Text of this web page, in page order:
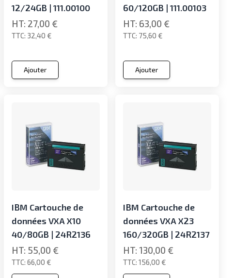
12/24GB | 111.00100
32,40 €
27,00 €
Ajouter
60/120GB | 111.00103
75,60 €
63,00 €
Ajouter
IBM Cartouche de
données VXA X10
40/80GB | 24R2136
66,00 €
55,00 €
IBM Cartouche de
données VXA X23
160/320GB | 24R2137
156,00 €
130,00 €